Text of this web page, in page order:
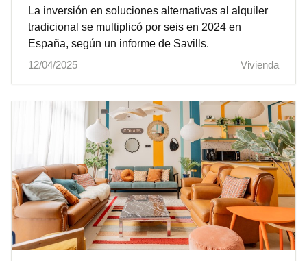
La inversión en soluciones alternativas al alquiler
tradicional se multiplicó por seis en 2024 en
España, según un informe de Savills.
12/04/2025
Vivienda